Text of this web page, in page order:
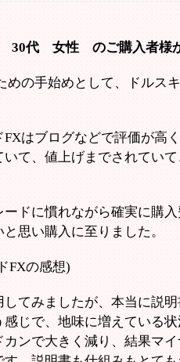
30代 女性 のご購入者様
めの手始めとして、ドルス
FXはブログなどで評価が高
いて、値上げまでされてい
ドに慣れながら確実に購
思い購入に至りました。
FXの感想)
してみましたが、本当に説
感じで、地味に増えている
カンで大きく減り、結果マ